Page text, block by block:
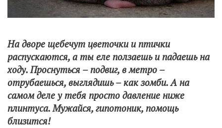
На дворе щебечут цветочки и птички
распускаются, а ты еле ползаешь и падаешь на
ходу. Проснуться – подвиг, в метро –
отрубаешься, выглядишь – как зомби. А на
самом деле у тебя просто давление ниже
плинтуса. Мужайся, гипотоник, помощь
близится!